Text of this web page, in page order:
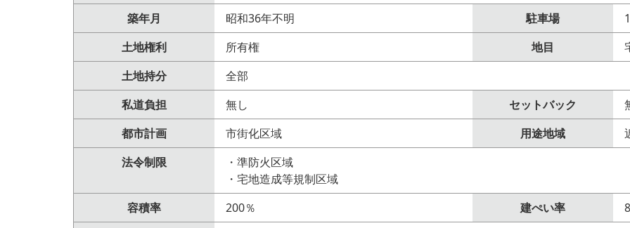
築年月
昭和36年不明 駐車場
土地権利
所有権 地目
土地持分
全部
私道負担
無し セットバック
都市計画
市街化区域 用途地域
法令制限
・準防火区域
・宅地造成等規制区域
容積率
200％ 建ぺい率